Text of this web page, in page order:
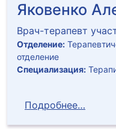
Яковенко
Врач-терапевт
Отделение:
отделение
Специализация:
Подробнее…